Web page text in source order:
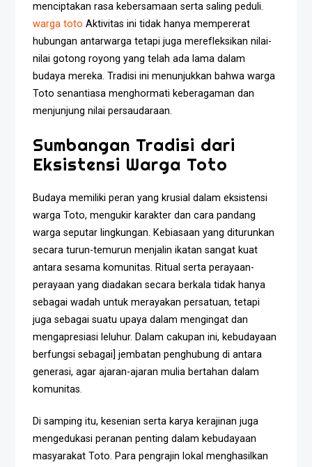
menciptakan rasa kebersamaan serta saling peduli.
warga toto Aktivitas ini tidak hanya mempererat
hubungan antarwarga tetapi juga merefleksikan nilai-
nilai gotong royong yang telah ada lama dalam
budaya mereka. Tradisi ini menunjukkan bahwa warga
Toto senantiasa menghormati keberagaman dan
menjunjung nilai persaudaraan.
Sumbangan Tradisi dari
Eksistensi Warga Toto
Budaya memiliki peran yang krusial dalam eksistensi
warga Toto, mengukir karakter dan cara pandang
warga seputar lingkungan. Kebiasaan yang diturunkan
secara turun-temurun menjalin ikatan sangat kuat
antara sesama komunitas. Ritual serta perayaan-
perayaan yang diadakan secara berkala tidak hanya
sebagai wadah untuk merayakan persatuan, tetapi
juga sebagai suatu upaya dalam mengingat dan
mengapresiasi leluhur. Dalam cakupan ini, kebudayaan
berfungsi sebagai] jembatan penghubung di antara
generasi, agar ajaran-ajaran mulia bertahan dalam
komunitas.
Di samping itu, kesenian serta karya kerajinan juga
mengedukasi peranan penting dalam kebudayaan
masyarakat Toto. Para pengrajin lokal menghasilkan